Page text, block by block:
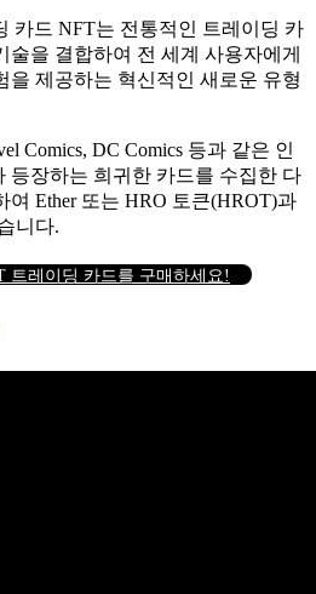
카드 NFT는 전통적인 트레이딩 카
술을 결합하여 전 세계 사용자에게
을 제공하는 혁신적인 새로운 유형
Comics, DC Comics 등과 같은 인
등장하는 희귀한 카드를 수집한 다
Ether 또는 HRO 토큰(HROT)과
니다.
트레이딩 카드를 구매하세요!